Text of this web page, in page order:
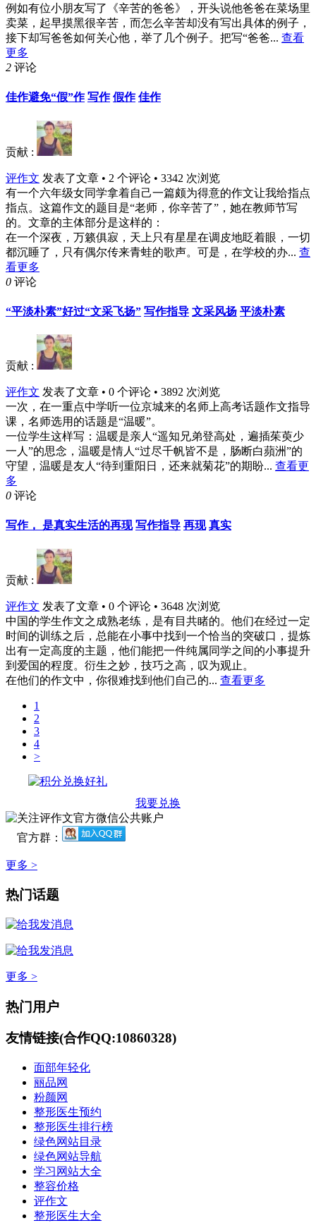
例如有位小朋友写了《辛苦的爸爸》，开头说他爸爸在菜场里
卖菜，起早摸黑很辛苦，而怎么辛苦却没有写出具体的例子，
接下却写爸爸如何关心他，举了几个例子。把写“爸爸... 查看
更多
2 评论
佳作避免“假”作 写作 假作 佳作
贡献 :
评作文 发表了文章 • 2 个评论 • 3342 次浏览
有一个六年级女同学拿着自己一篇颇为得意的作文让我给指点
指点。这篇作文的题目是“老师，你辛苦了”，她在教师节写
的。文章的主体部分是这样的：
在一个深夜，万籁俱寂，天上只有星星在调皮地眨着眼，一切
都沉睡了，只有偶尔传来青蛙的歌声。可是，在学校的办... 查
看更多
0 评论
“平淡朴素”好过“文采飞扬” 写作指导 文采风扬 平淡朴素
贡献 :
评作文 发表了文章 • 0 个评论 • 3892 次浏览
一次，在一重点中学听一位京城来的名师上高考话题作文指导
课，名师选用的话题是“温暖”。
一位学生这样写：温暖是亲人“遥知兄弟登高处，遍插茱萸少
一人”的思念，温暖是情人“过尽千帆皆不是，肠断白蘋洲”的
守望，温暖是友人“待到重阳日，还来就菊花”的期盼... 查看更
多
0 评论
写作， 是真实生活的再现 写作指导 再现 真实
贡献 :
评作文 发表了文章 • 0 个评论 • 3648 次浏览
中国的学生作文之成熟老练，是有目共睹的。他们在经过一定
时间的训练之后，总能在小事中找到一个恰当的突破口，提炼
出有一定高度的主题，他们能把一件纯属同学之间的小事提升
到爱国的程度。衍生之妙，技巧之高，叹为观止。
在他们的作文中，你很难找到他们自己的... 查看更多
1
2
3
4
>
我要兑换
官方群：
更多 >
热门话题
更多 >
热门用户
友情链接(合作QQ:10860328)
面部年轻化
丽品网
粉颜网
整形医生预约
整形医生排行榜
绿色网站目录
绿色网站导航
学习网站大全
整容价格
评作文
整形医生大全